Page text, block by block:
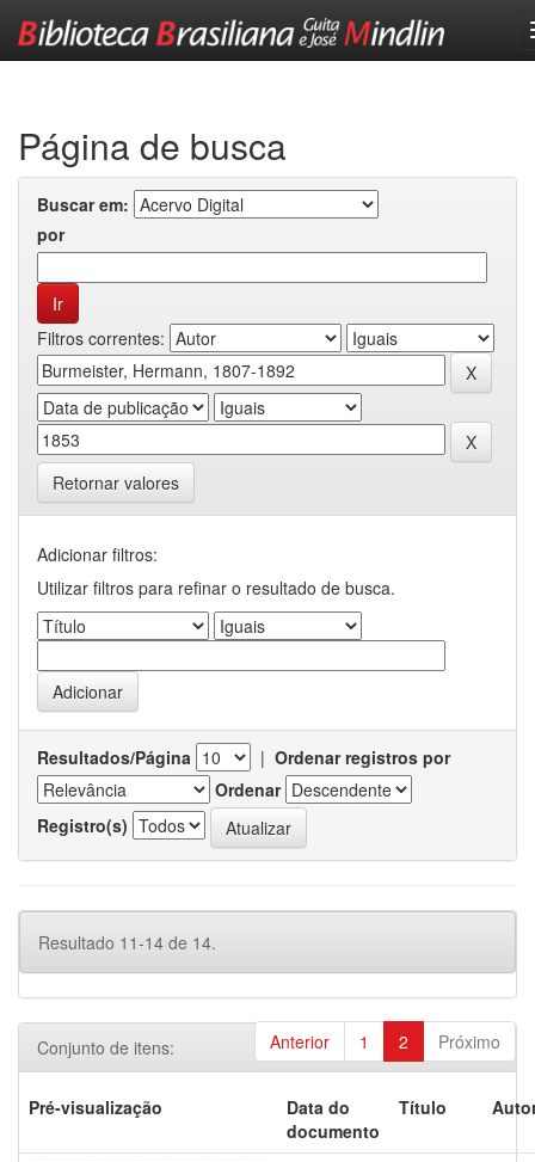
Página de busca
Buscar em:
por
Filtros correntes:
Retornar valores
Adicionar filtros:
Utilizar filtros para refinar o resultado de busca.
Resultados/Página | Ordenar registros por
Ordenar
Registro(s)
Resultado 11-14 de 14.
Anterior 1 2 Próximo
Conjunto de itens:
Pré-visualização
Data do
documento
Título